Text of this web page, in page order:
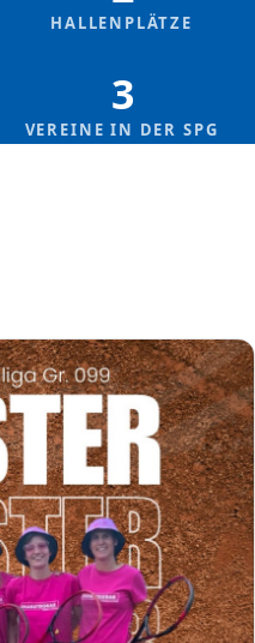
HALLENPLÄTZE
3
VEREINE IN DER SPG